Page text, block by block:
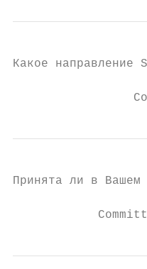
Какое направление
Принята ли в